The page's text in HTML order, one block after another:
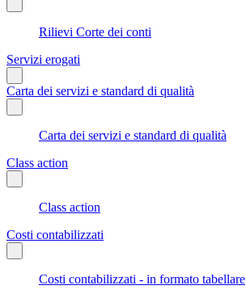
Rilievi Corte dei conti
Servizi erogati
Carta dei servizi e standard di qualità
Carta dei servizi e standard di qualità
Class action
Class action
Costi contabilizzati
Costi contabilizzati - in formato tabellare